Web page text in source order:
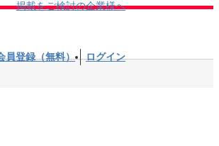
掲載をご検討の企業様へ
員登録（無料） ログイン